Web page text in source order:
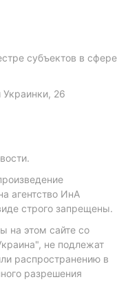
субъектов в сфере
Украинки, 26
агентство ИнА
строго запрещены.
на этом сайте со
не подлежат
распространению в
разрешения